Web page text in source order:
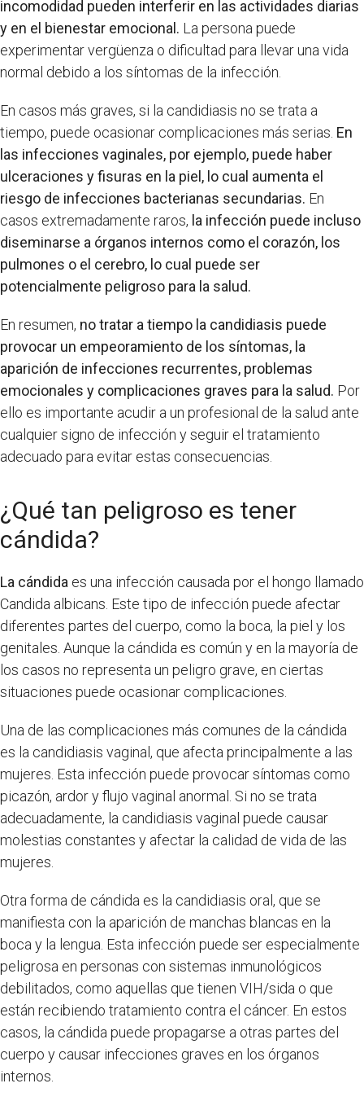
incomodidad pueden interferir en las actividades diarias
y en el bienestar emocional. La persona puede
experimentar vergüenza o dificultad para llevar una vida
normal debido a los síntomas de la infección.
En casos más graves, si la candidiasis no se trata a
tiempo, puede ocasionar complicaciones más serias. En
las infecciones vaginales, por ejemplo, puede haber
ulceraciones y fisuras en la piel, lo cual aumenta el
riesgo de infecciones bacterianas secundarias. En
casos extremadamente raros, la infección puede incluso
diseminarse a órganos internos como el corazón, los
pulmones o el cerebro, lo cual puede ser
potencialmente peligroso para la salud.
En resumen, no tratar a tiempo la candidiasis puede
provocar un empeoramiento de los síntomas, la
aparición de infecciones recurrentes, problemas
emocionales y complicaciones graves para la salud. Por
ello es importante acudir a un profesional de la salud ante
cualquier signo de infección y seguir el tratamiento
adecuado para evitar estas consecuencias.
¿Qué tan peligroso es tener
cándida?
La cándida es una infección causada por el hongo llamado
Candida albicans. Este tipo de infección puede afectar
diferentes partes del cuerpo, como la boca, la piel y los
genitales. Aunque la cándida es común y en la mayoría de
los casos no representa un peligro grave, en ciertas
situaciones puede ocasionar complicaciones.
Una de las complicaciones más comunes de la cándida
es la candidiasis vaginal, que afecta principalmente a las
mujeres. Esta infección puede provocar síntomas como
picazón, ardor y flujo vaginal anormal. Si no se trata
adecuadamente, la candidiasis vaginal puede causar
molestias constantes y afectar la calidad de vida de las
mujeres.
Otra forma de cándida es la candidiasis oral, que se
manifiesta con la aparición de manchas blancas en la
boca y la lengua. Esta infección puede ser especialmente
peligrosa en personas con sistemas inmunológicos
debilitados, como aquellas que tienen VIH/sida o que
están recibiendo tratamiento contra el cáncer. En estos
casos, la cándida puede propagarse a otras partes del
cuerpo y causar infecciones graves en los órganos
internos.